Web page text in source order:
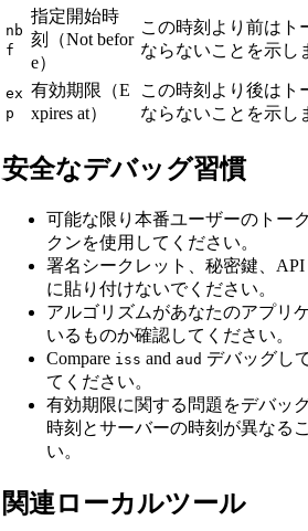
nb
f
指定開始時
刻（Not befor
e）
この時刻より前はト
ならないことを示し
ex
p
有効期限（E
xpires at）
この時刻より後はト
ならないことを示し
安全なデバッグ習慣
可能な限り本番ユーザーのトー
クンを使用してください。
署名シークレット、秘密鍵、
に貼り付けないでください。
アルゴリズムがあなたのアプリ
いるものか確認してください。
Compare iss and aud デバッグし
てください。
有効期限に関する問題をデバッ
時刻とサーバーの時刻が異なる
い。
関連ローカルツール